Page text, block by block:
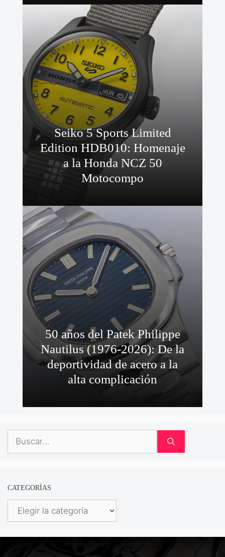
Seiko 5 Sports Limited
Edition HDB010: Homenaje
a la Honda NCZ 50
Motocompo
50 años del Patek Philippe
Nautilus (1976-2026): De la
deportividad de acero a la
alta complicación
Buscar:
CATEGORÍAS
Categorías